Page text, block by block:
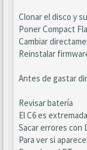
Clonar el disco y
Poner Compact
Cambiar
Reinstalar
Antes de gastar
Revisar batería
El C6 es
Sacar errores con
Para ver si